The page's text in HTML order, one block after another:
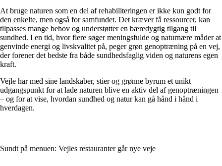
At bruge naturen som en del af rehabiliteringen er ikke kun godt for
den enkelte, men også for samfundet. Det kræver få ressourcer, kan
tilpasses mange behov og understøtter en bæredygtig tilgang til
sundhed. I en tid, hvor flere søger meningsfulde og naturnære måder at
genvinde energi og livskvalitet på, peger grøn genoptræning på en vej,
der forener det bedste fra både sundhedsfaglig viden og naturens egen
kraft.
Vejle har med sine landskaber, stier og grønne byrum et unikt
udgangspunkt for at lade naturen blive en aktiv del af genoptræningen
– og for at vise, hvordan sundhed og natur kan gå hånd i hånd i
hverdagen.
Sundt på menuen: Vejles restauranter går nye veje